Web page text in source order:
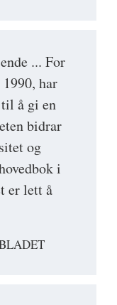
... For
har
å gi en
bidrar
og
i
er lett å